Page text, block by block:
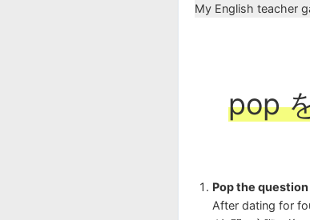
My English teacher
pop
Pop the question
After dating for